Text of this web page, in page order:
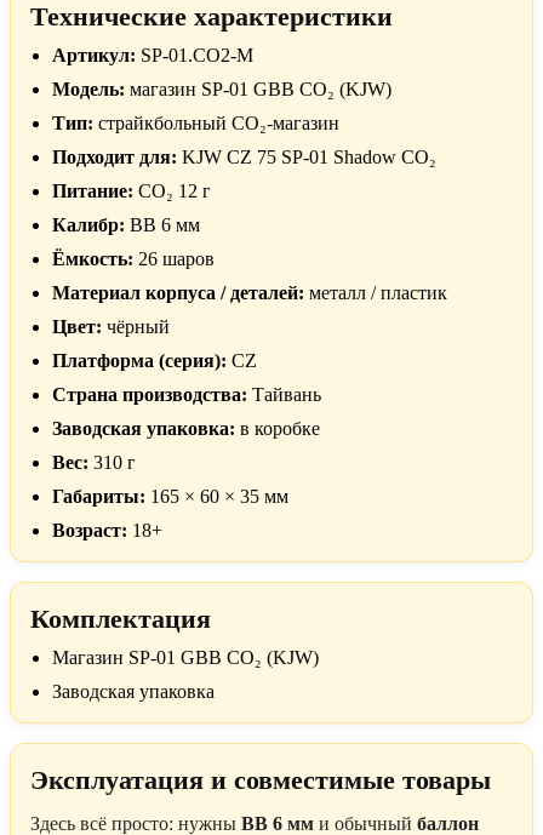
Технические характеристики
Артикул: SP-01.CO2-M
Модель: магазин SP-01 GBB CO₂ (KJW)
Тип: страйкбольный CO₂-магазин
Подходит для: KJW CZ 75 SP-01 Shadow CO₂
Питание: CO₂ 12 г
Калибр: BB 6 мм
Ёмкость: 26 шаров
Материал корпуса / деталей: металл / пластик
Цвет: чёрный
Платформа (серия): CZ
Страна производства: Тайвань
Заводская упаковка: в коробке
Вес: 310 г
Габариты: 165 × 60 × 35 мм
Возраст: 18+
Комплектация
Магазин SP-01 GBB CO₂ (KJW)
Заводская упаковка
Эксплуатация и совместимые товары
Здесь всё просто: нужны BB 6 мм и обычный баллон